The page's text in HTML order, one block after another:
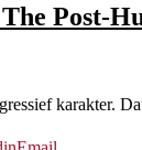
Post-
karakter.